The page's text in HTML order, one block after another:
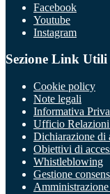
Facebook
Youtube
Instagram
Sezione Link Utili
Cookie policy
Note legali
Informativa
Ufficio
Dichiarazione di
Obiettivi di
Whistleblowing
Gestione
Amministrazione